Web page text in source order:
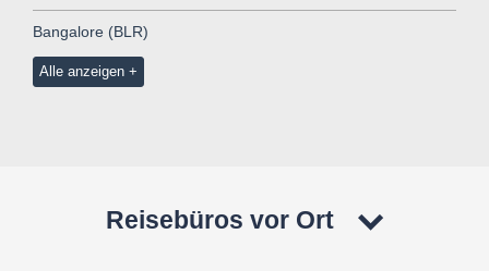
Bangalore (BLR)
Alle anzeigen
Reisebüros vor Ort